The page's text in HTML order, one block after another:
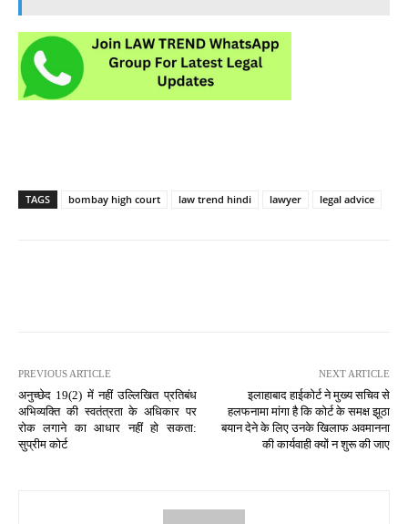
TAGS bombay high court law trend hindi lawyer legal advice
PREVIOUS ARTICLE
अनुच्छेद 19(2) में नहीं उल्लिखित प्रतिबंध
अभिव्यक्ति की स्वतंत्रता के अधिकार पर
रोक लगाने का आधार नहीं हो सकता:
सुप्रीम कोर्ट
NEXT ARTICLE
इलाहाबाद हाईकोर्ट ने मुख्य सचिव से
हलफनामा मांगा है कि कोर्ट के समक्ष झूठा
बयान देने के लिए उनके खिलाफ अवमानना
की कार्यवाही क्यों न शुरू की जाए